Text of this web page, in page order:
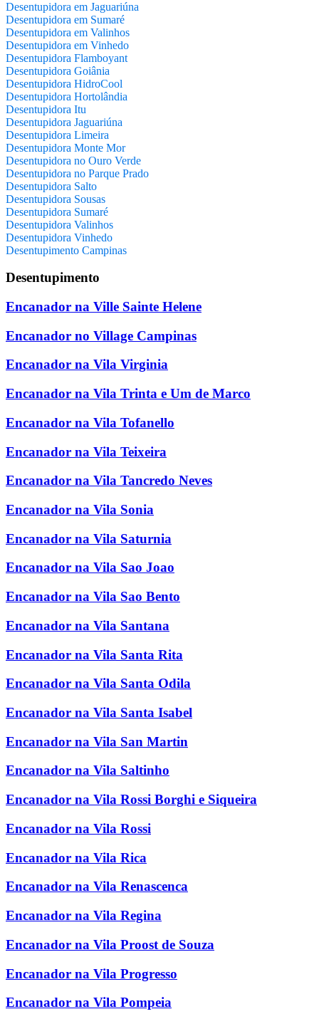
Desentupidora em Jaguariúna
Desentupidora em Sumaré
Desentupidora em Valinhos
Desentupidora em Vinhedo
Desentupidora Flamboyant
Desentupidora Goiânia
Desentupidora HidroCool
Desentupidora Hortolândia
Desentupidora Itu
Desentupidora Jaguariúna
Desentupidora Limeira
Desentupidora Monte Mor
Desentupidora no Ouro Verde
Desentupidora no Parque Prado
Desentupidora Salto
Desentupidora Sousas
Desentupidora Sumaré
Desentupidora Valinhos
Desentupidora Vinhedo
Desentupimento Campinas
Desentupimento
Encanador na Ville Sainte Helene
Encanador no Village Campinas
Encanador na Vila Virginia
Encanador na Vila Trinta e Um de Marco
Encanador na Vila Tofanello
Encanador na Vila Teixeira
Encanador na Vila Tancredo Neves
Encanador na Vila Sonia
Encanador na Vila Saturnia
Encanador na Vila Sao Joao
Encanador na Vila Sao Bento
Encanador na Vila Santana
Encanador na Vila Santa Rita
Encanador na Vila Santa Odila
Encanador na Vila Santa Isabel
Encanador na Vila San Martin
Encanador na Vila Saltinho
Encanador na Vila Rossi Borghi e Siqueira
Encanador na Vila Rossi
Encanador na Vila Rica
Encanador na Vila Renascenca
Encanador na Vila Regina
Encanador na Vila Proost de Souza
Encanador na Vila Progresso
Encanador na Vila Pompeia